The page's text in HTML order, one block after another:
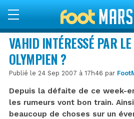
VAHID INTÉRESSÉ PAR
OLYMPIEN ?
Publié le 24 Sep 2007 à 17h46 par
Depuis la défaite de ce week-
les rumeurs vont bon train.
beaucoup de choses sur un